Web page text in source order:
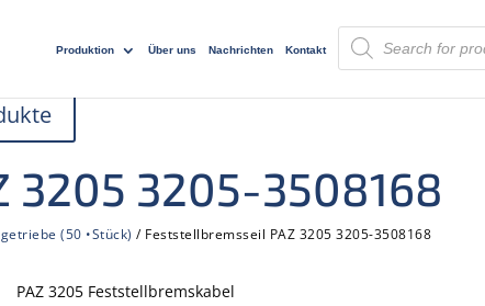
Produktion Über uns Nachrichten Kontakt
Products
search
3205 3205-3508168
(50 •Stück) / Feststellbremsseil PAZ 3205 3205-3508168
PAZ 3205 Feststellbremskabel